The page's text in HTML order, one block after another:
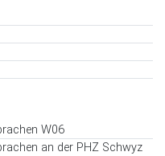
W06
an der PHZ Schwyz